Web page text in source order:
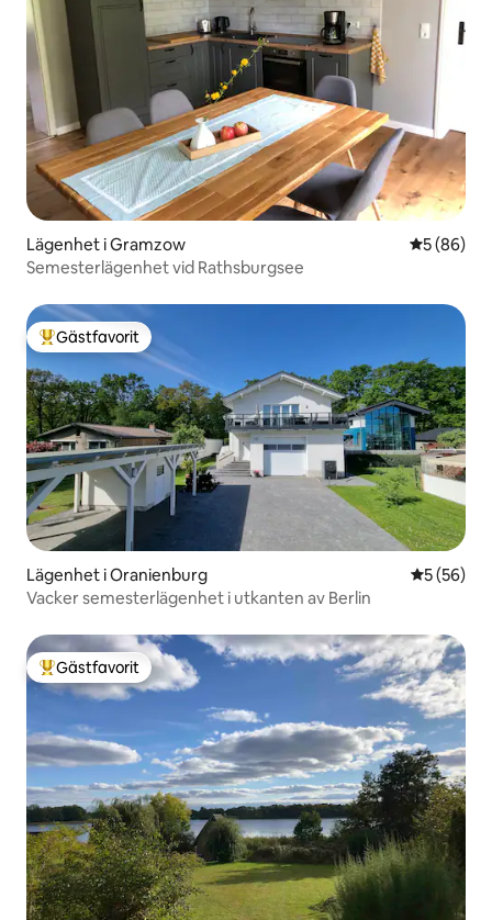
Lägenhet i Gramzow 5 av 5 i
5 (86)
Semesterlägenhet vid Rathsburgsee
Populär gästfavorit
Gästfavorit
Lägenhet i Oranienburg 5 av 5 i
5 (56)
Vacker semesterlägenhet i utkanten av Berlin
Populär gästfavorit
Gästfavorit